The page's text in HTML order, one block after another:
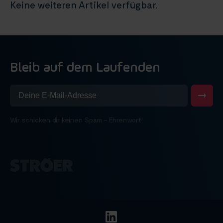
Keine weiteren Artikel verfügbar.
Bleib auf dem Laufenden
Wir schicken dir keinen Spam – Ehrenwort!